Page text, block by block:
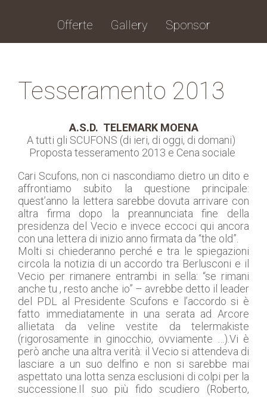
Tesseramento 2013
A.S.D. TELEMARK MOENA
A tutti gli SCUFONS (di ieri, di oggi, di domani)
Proposta tesseramento 2013 e Cena sociale
Cari Scufons, non ci nascondiamo dietro un dito e
affrontiamo subito la questione principale:
quest’anno la lettera sarebbe dovuta arrivare con
altra firma dopo la preannunciata fine della
presidenza del Vecio e invece eccoci qui ancora
con una lettera di inizio anno firmata da “the old”.
Molti si chiederanno perché e tra le spiegazioni
circola la notizia di un accordo tra Berlusconi e il
Vecio per rimanere entrambi in sella: “se rimani
anche tu , resto anche io” – avrebbe detto il leader
del PDL al Presidente Scufons e l’accordo si è
fatto immediatamente in una serata ad Arcore
allietata da veline vestite da telermakiste
(rigorosamente in ginocchio, ovviamente …).Vi è
però anche una altra verità: il Vecio si attendeva di
lasciare a un suo delfino e non si sarebbe mai
aspettato una lotta senza esclusioni di colpi per la
successione.Il suo più fido scudiero (Roberto,
Offerte Gallery Sponsor